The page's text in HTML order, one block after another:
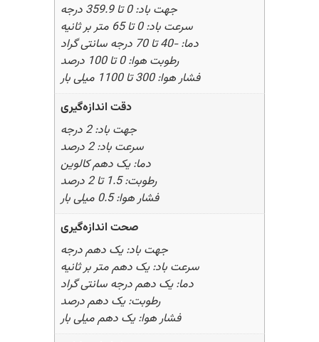
جهت باد: 0 تا 359.9 درجه
سرعت باد: 0 تا 65 متر بر ثانیه
دما: -40 تا 70 درجه سانتی گراد
رطوبت هوا: 0 تا 100 درصد
فشار هوا: 300 تا 1100 میلی بار
دقت اندازه‌گیری
جهت باد: 2 درجه
سرعت باد: 2 درصد
دما: یک دهم کالوین
رطوبت: 1.5 تا 2 درصد
فشار هوا: 0.5 میلی بار
صحت اندازه‌گیری
جهت باد: یک دهم درجه
سرعت باد: یک دهم متر بر ثانیه
دما: یک دهم درجه سانتی گراد
رطوبت: یک دهم درصد
فشار هوا: یک دهم میلی بار